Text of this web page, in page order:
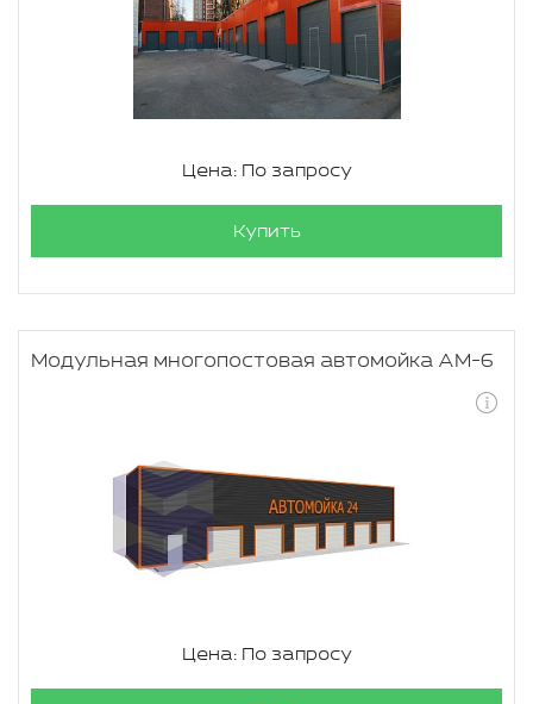
Цена: По запросу
Купить
Модульная многопостовая автомойка АМ-6
Цена: По запросу